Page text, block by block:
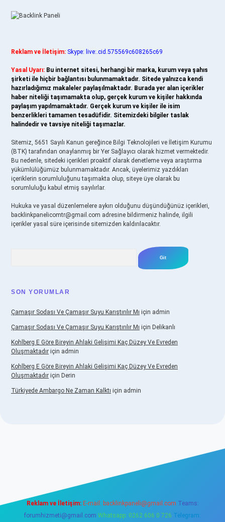
Reklam ve İletişim: Skype: live:.cid.575569c608265c69
Yasal Uyarı: Bu internet sitesi, herhangi bir marka, kurum veya şahıs
şirketi ile hiçbir bağlantısı bulunmamaktadır. Sitede yalnızca kendi
hazırladığımız makaleler paylaşılmaktadır. Burada yer alan içerikler
haber niteliği taşımamakta olup, gerçek kurum ve kişiler hakkında
paylaşım yapılmamaktadır. Gerçek kurum ve kişiler ile isim
benzerlikleri tamamen tesadüfidir. Sitemizdeki bilgiler taslak
halindedir ve tavsiye niteliği taşımazlar.
Sitemiz, 5651 Sayılı Kanun gereğince Bilgi Teknolojileri ve İletişim Kurumu
(BTK) tarafından onaylanmış bir Yer Sağlayıcı olarak hizmet vermektedir.
Bu nedenle, sitedeki içerikleri proaktif olarak denetleme veya araştırma
yükümlülüğümüz bulunmamaktadır. Ancak, üyelerimiz yazdıkları
içeriklerin sorumluluğunu taşımakta olup, siteye üye olarak bu
sorumluluğu kabul etmiş sayılırlar.
Hukuka ve yasal düzenlemelere aykırı olduğunu düşündüğünüz içerikleri,
backlinkpanelicomtr@gmail.com adresine bildirmeniz halinde, ilgili
içerikler yasal süre içerisinde sitemizden kaldırılacaktır.
SON YORUMLAR
Çamaşır Sodası Ve Çamaşır Suyu Karıştırılır Mı için admin
Çamaşır Sodası Ve Çamaşır Suyu Karıştırılır Mı için Delikanlı
Kohlberg E Göre Bireyin Ahlaki Gelişimi Kaç Düzey Ve Evreden
Oluşmaktadır için admin
Kohlberg E Göre Bireyin Ahlaki Gelişimi Kaç Düzey Ve Evreden
Oluşmaktadır için Derin
Türkiyede Ambargo Ne Zaman Kalktı için admin
Reklam ve İletişim: E-mail: backlinkpaneli@gmail.com Teams:
forumhizmeti@gmail.com Whatsapp: 0262 606 0 726 Telegram: